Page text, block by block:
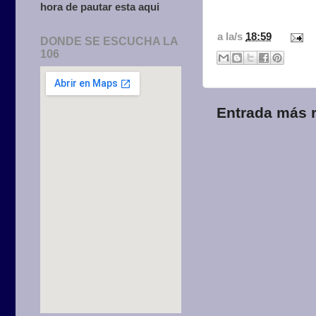
a la/s 18:59
Entrada más
hora de pautar esta aqui
DONDE SE ESCUCHA LA
106